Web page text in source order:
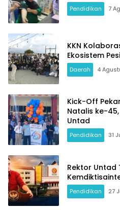
Pendidikan 7
KKN
Ekosistem
Daerah 4
Kick-Off
Natalis ke-45,
Untad
Pendidikan 31
Rektor Untad
Pendidikan 27